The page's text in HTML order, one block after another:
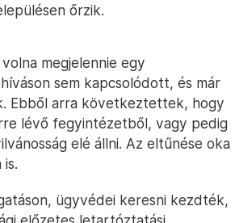
őrzik.
megjelennie egy
sem kapcsolódott, és már
Ebből arra következtettek, hogy
lévő fegyintézetből, vagy pedig
elé állni. Az eltűnése oka
ügyvédei keresni kezdték,